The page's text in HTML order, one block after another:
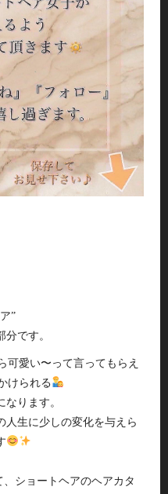
”
です。
可愛い〜って言ってもらえ
けられる
ります。
人生に少しの変化を与えら
、ショートヘアのヘアカタ